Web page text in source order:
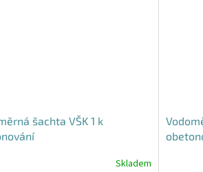
šachta VŠK 1 k
Skladem